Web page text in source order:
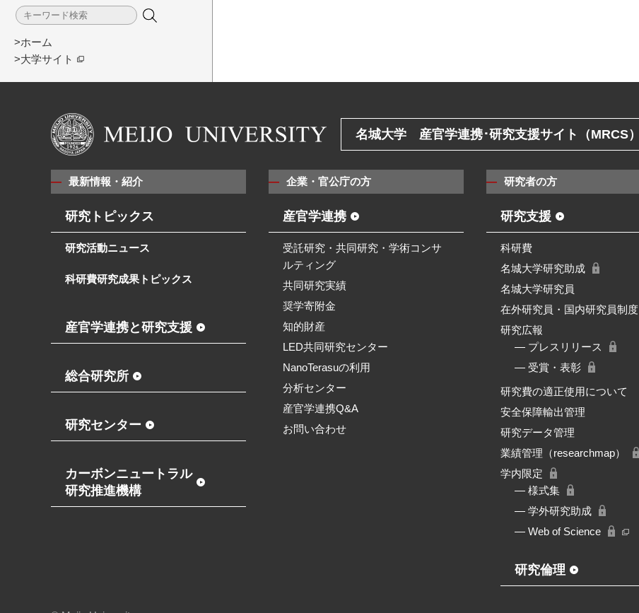
>ホーム
>大学サイト
名城大学 産官学連携･研究支援サイト（MRCS）
最新情報・紹介
研究トピックス
研究活動ニュース
科研費研究成果トピックス
産官学連携と研究支援
総合研究所
研究センター
カーボンニュートラル
研究推進機構
企業・官公庁の方
産官学連携
受託研究・共同研究・学術コンサ
ルティング
共同研究実績
奨学寄附金
知的財産
LED共同研究センター
NanoTerasuの利用
分析センター
産官学連携Q&A
お問い合わせ
研究者の方
研究支援
科研費
名城大学研究助成
名城大学研究員
在外研究員・国内研究員制度
研究広報
― プレスリリース
― 受賞・表彰
研究費の適正使用について
安全保障輸出管理
研究データ管理
業績管理（researchmap）
学内限定
― 様式集
― 学外研究助成
― Web of Science
研究倫理